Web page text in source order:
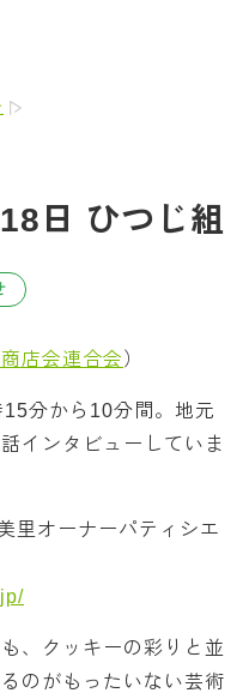
日 ひつじ組
店会連合会 ）
分から10分間。地元
インタビューしていま
里オーナーパティシエ
、クッキーの彩りと並
のがもったいない芸術